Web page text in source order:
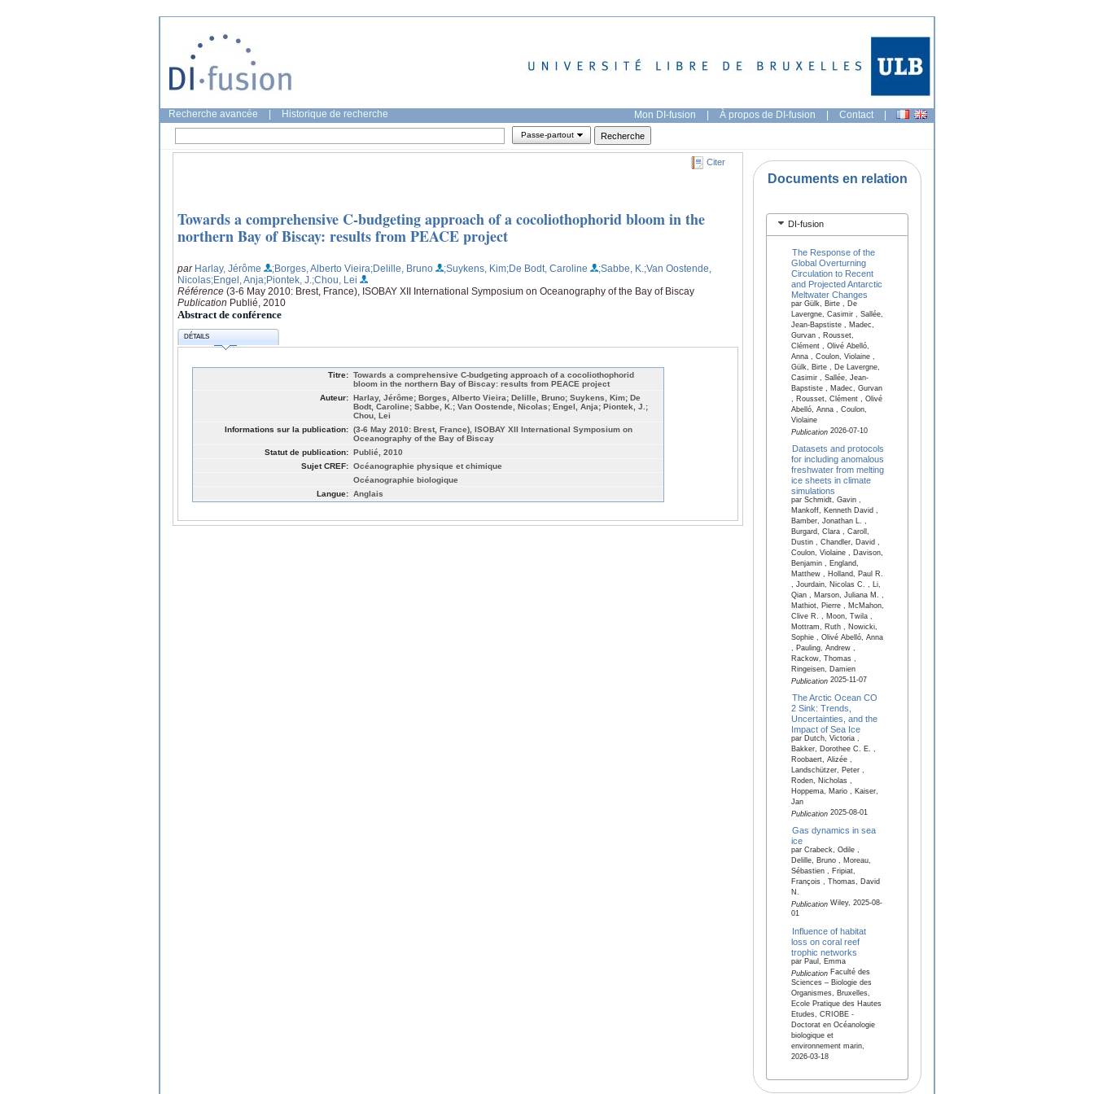
Recherche avancée Historique de recherche Mon DI-fusion | À propos de DI-fusion | Contact |
Passe-partout
Citer
Towards a comprehensive C-budgeting approach of a cocoliothophorid bloom in the
northern Bay of Biscay: results from PEACE project
par Harlay, Jérôme ;Borges, Alberto Vieira;Delille, Bruno ;Suykens, Kim;De Bodt, Caroline ;Sabbe, K. ;Van Oostende,
Nicolas;Engel, Anja;Piontek, J. ;Chou, Lei
Référence (3-6 May 2010: Brest, France), ISOBAY XII International Symposium on Oceanography of the Bay of Biscay
Publication Publié, 2010
Abstract de conférence
DÉTAILS
Titre: Towards a comprehensive C-budgeting approach of a cocoliothophorid
bloom in the northern Bay of Biscay: results from PEACE project
Auteur: Harlay, Jérôme; Borges, Alberto Vieira; Delille, Bruno; Suykens, Kim; De
Bodt, Caroline; Sabbe, K.; Van Oostende, Nicolas; Engel, Anja; Piontek, J.;
Chou, Lei
Informations sur la publication: (3-6 May 2010: Brest, France), ISOBAY XII International Symposium on
Oceanography of the Bay of Biscay
Statut de publication: Publié, 2010
Sujet CREF: Océanographie physique et chimique
Océanographie biologique
Langue: Anglais
Documents en relation
DI-fusion
The Response of the
Global Overturning
Circulation to Recent
and Projected Antarctic
Meltwater Changes
par Gülk, Birte , De
Lavergne, Casimir , Sallée,
Jean-Bapstiste , Madec,
Gurvan , Rousset,
Clément , Olivé Abelló,
Anna , Coulon, Violaine ,
Gülk, Birte , De Lavergne,
Casimir , Sallée, Jean-
Bapstiste , Madec, Gurvan
, Rousset, Clément , Olivé
Abelló, Anna , Coulon,
Violaine
Publication2026-07-10
Datasets and protocols
for including anomalous
freshwater from melting
ice sheets in climate
simulations
par Schmidt, Gavin ,
Mankoff, Kenneth David ,
Bamber, Jonathan L. ,
Burgard, Clara , Caroll,
Dustin , Chandler, David ,
Coulon, Violaine , Davison,
Benjamin , England,
Matthew , Holland, Paul R.
, Jourdain, Nicolas C. , Li,
Qian , Marson, Juliana M. ,
Mathiot, Pierre , McMahon,
Clive R. , Moon, Twila ,
Mottram, Ruth , Nowicki,
Sophie , Olivé Abelló, Anna
, Pauling, Andrew ,
Rackow, Thomas ,
Ringeisen, Damien
Publication2025-11-07
The Arctic Ocean CO
2 Sink: Trends,
Uncertainties, and the
Impact of Sea Ice
par Dutch, Victoria ,
Bakker, Dorothee C. E. ,
Roobaert, Alizée ,
Landschützer, Peter ,
Roden, Nicholas ,
Hoppema, Mario , Kaiser,
Jan
Publication2025-08-01
Gas dynamics in sea
ice
par Crabeck, Odile ,
Delille, Bruno , Moreau,
Sébastien , Fripiat,
François , Thomas, David
N.
PublicationWiley, 2025-08-
01
Influence of habitat
loss on coral reef
trophic networks
par Paul, Emma
PublicationFaculté des
Sciences – Biologie des
Organismes, Bruxelles,
Ecole Pratique des Hautes
Etudes, CRIOBE -
Doctorat en Océanologie
biologique et
environnement marin,
2026-03-18